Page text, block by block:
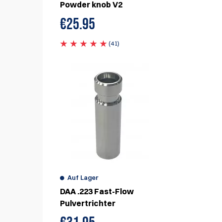
Powder knob V2
€25.95
(41)
Auf Lager
DAA .223 Fast-Flow
Pulvertrichter